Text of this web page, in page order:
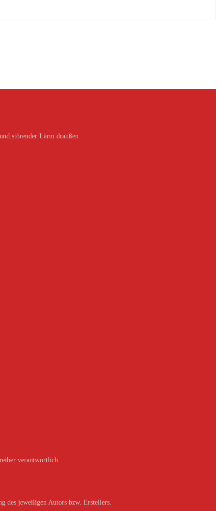
störender Lärm draußen.
verantwortlich.
des jeweiligen Autors bzw. Erstellers.